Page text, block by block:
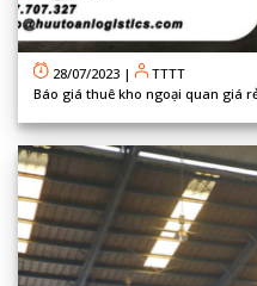
28/07/2023 |
TTTT
Báo giá thuê kho ngoại quan giá